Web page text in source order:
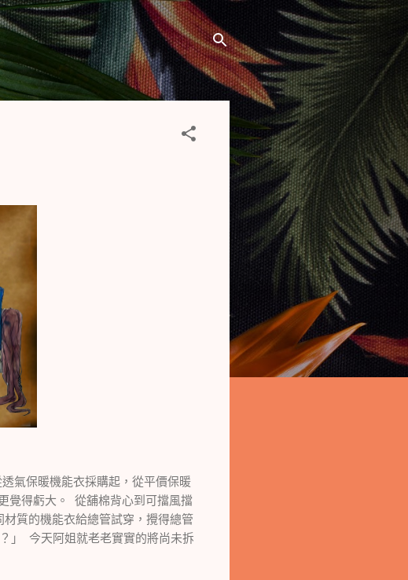
氣保暖機能衣採購起，從平價保暖
覺得虧大。 從舖棉背心到可擋風擋
質的機能衣給總管試穿，攪得總管
」 今天阿姐就老老實實的將尚未拆